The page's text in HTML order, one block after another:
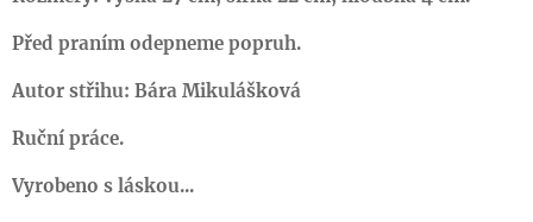
Před praním odepneme popruh.
Autor střihu: Bára Mikulášková
Ruční práce.
Vyrobeno s láskou...